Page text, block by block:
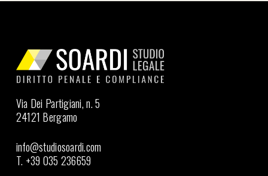
Via Dei Partigiani, n. 5
24121 Bergamo
info@studiosoardi.com
T. +39 035 236659